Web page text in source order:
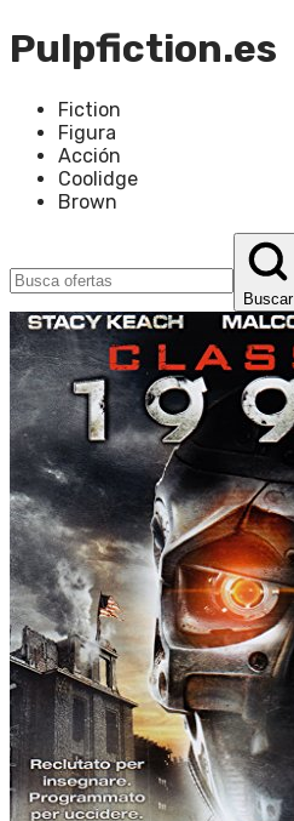
Pulpfiction.es
Fiction
Figura
Acción
Coolidge
Brown
Buscar